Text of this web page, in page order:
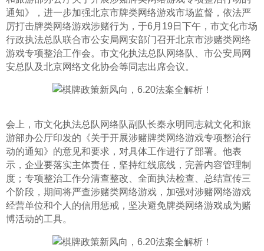
通知》，进一步加强北京市牌类网络游戏市场监督，依法严
厉打击牌类网络游戏涉赌行为，于6月19日下午，市文化市场
行政执法总队联合市公安局网安部门召开北京市涉赌类网络
游戏专项整治工作会。市文化执法总队网络队、市公安局网
安总队及北京网络文化协会等同志出席会议。
会上，市文化执法总队网络队副队长秦永明同志就文化和旅
游部办公厅印发的《关于开展涉赌牌类网络游戏专项整治行
动的通知》的意见和要求，对具体工作进行了部署。他表
示，企业要落实主体责任，坚持红线底线，完善内容管理制
度；专项整治工作分清查整改、全面执法检查、总结宣传三
个阶段，期间将严查涉赌类网络游戏，加强对涉赌网络游戏
经营单位和个人的信用惩戒，坚决避免牌类网络游戏成为赌
博活动的工具。